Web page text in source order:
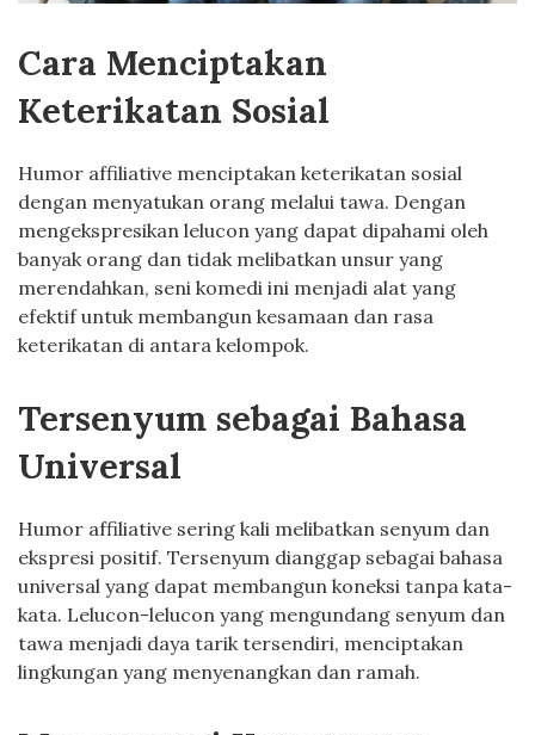
Cara Menciptakan
Keterikatan Sosial
Humor affiliative menciptakan keterikatan sosial
dengan menyatukan orang melalui tawa. Dengan
mengekspresikan lelucon yang dapat dipahami oleh
banyak orang dan tidak melibatkan unsur yang
merendahkan, seni komedi ini menjadi alat yang
efektif untuk membangun kesamaan dan rasa
keterikatan di antara kelompok.
Tersenyum sebagai Bahasa
Universal
Humor affiliative sering kali melibatkan senyum dan
ekspresi positif. Tersenyum dianggap sebagai bahasa
universal yang dapat membangun koneksi tanpa kata-
kata. Lelucon-lelucon yang mengundang senyum dan
tawa menjadi daya tarik tersendiri, menciptakan
lingkungan yang menyenangkan dan ramah.